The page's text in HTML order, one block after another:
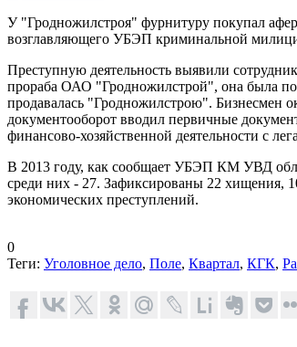
У "Гродножилстроя" фурнитуру покупал
возглавляющего УБЭП криминальной
Преступную деятельность выявили
прораба ОАО "Гродножилстрой", она была
продавалась "Гродножилстрою". Бизнесмен
документооборот вводил первичные
финансово-хозяйственной деятельности с
В 2013 году, как сообщает УБЭП КМ УВД
среди них - 27. Зафиксированы 22 хищения,
экономических преступлений.
0
Теги: Уголовное дело, Поле, Квартал, КГК,